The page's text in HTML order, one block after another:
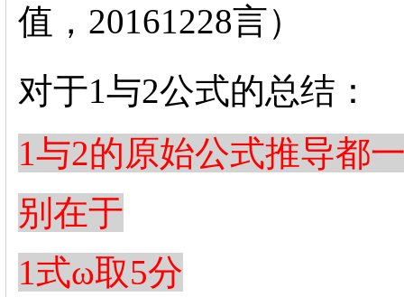
值，20161228言）
对于1与2公式的总结：
1与2的原始公式推导都
别在于
1式ω取5分